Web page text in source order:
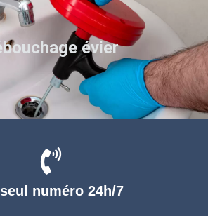
numéro 24h/7
évier